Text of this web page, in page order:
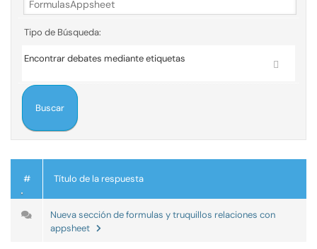
Tipo de Búsqueda:
Encontrar debates mediante etiquetas
# Título de la respuesta
Nueva sección de formulas y truquillos relaciones con
appsheet